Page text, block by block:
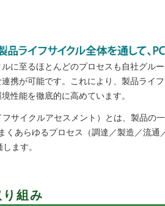
に至るほとんどのプロセスも自社グル
携が可能です。これにより、製品ライフ
性能を徹底的に高めています。
フサイクルアセスメント）とは、製品の
くあらゆるプロセス（調達／製造／流
ます。
組み